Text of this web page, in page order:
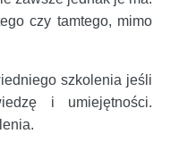
czy tamtego, mimo
szkolenia jeśli
i umiejętności.